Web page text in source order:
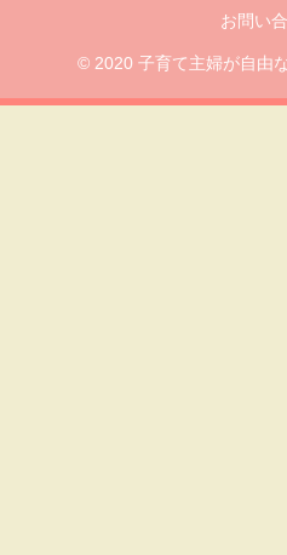
お問い
© 2020 子育て主婦が自由